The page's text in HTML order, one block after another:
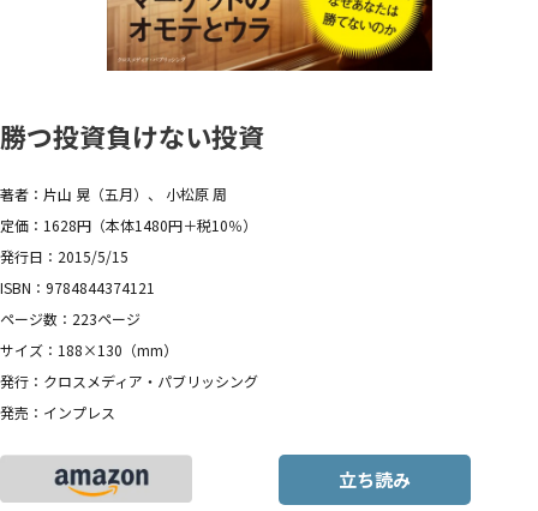
勝つ投資負けない投資
著者：片山 晃（五月）、 小松原 周
定価：1628円（本体1480円＋税10％）
発行日：2015/5/15
ISBN：9784844374121
ページ数：223ページ
サイズ：188×130（mm）
発行：クロスメディア・パブリッシング
発売：インプレス
立ち読み